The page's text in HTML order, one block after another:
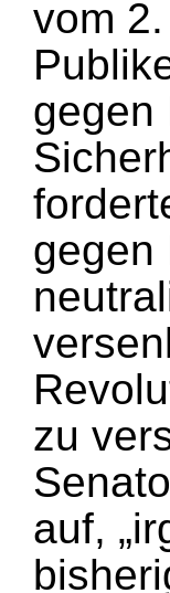
vom
gegen
gegen
zu
auf,